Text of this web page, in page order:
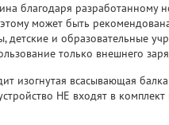
благодаря разработанному
может быть
детские и образовательные
только внешнего
изогнутая всасывающая
НЕ входят в